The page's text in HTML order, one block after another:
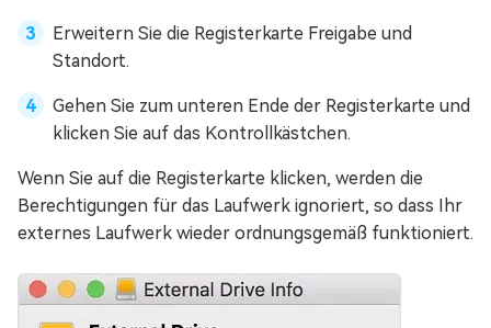
Erweitern Sie die Registerkarte Freigabe und
Standort.
Gehen Sie zum unteren Ende der Registerkarte und
klicken Sie auf das Kontrollkästchen.
Wenn Sie auf die Registerkarte klicken, werden die
Berechtigungen für das Laufwerk ignoriert, so dass Ihr
externes Laufwerk wieder ordnungsgemäß funktioniert.